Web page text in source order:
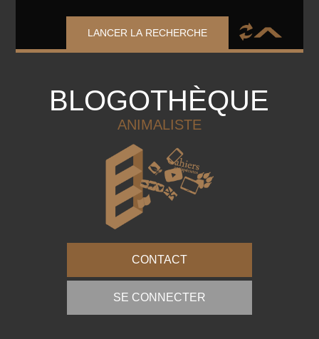
LANCER LA RECHERCHE
BLOGOTHÈQUE
ANIMALISTE
CONTACT
SE CONNECTER